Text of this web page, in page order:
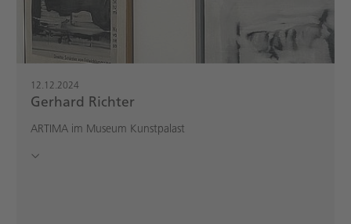
12.12.2024
Gerhard Richter
ARTIMA im Museum Kunstpalast